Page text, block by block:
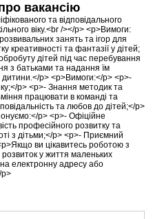
вакансію
та відповідального
віку.<br /></p> <p>Вимоги:
занять та ігор для
креативності та фантазії у дітей;
дітей під час перебування
з батьками та надання їм
дитини.</p> <p>Вимоги:</p> <p>-
p> <p>- Знання методик та
працювати в команді та
та любов до дітей;</p>
p> <p>- Офіційне
професійного розвитку та
з дітьми;</p> <p>- Приємний
ви цікавитесь роботою з
розвиток у життя маленьких
електронну адресу або